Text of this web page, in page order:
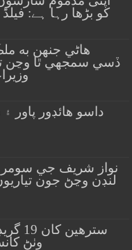
کو بڑھا رہا ہے:
هاڻي جنهن به
ڏسي سمجهي ٿا وڃن ته
داسو هائڊور پاور
نواز شريف جي سومر
لنڊن وڃڻ جون
وٺڻ